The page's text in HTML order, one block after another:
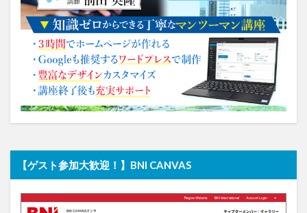
【ゲスト参加大歓迎！】BNI CANVAS